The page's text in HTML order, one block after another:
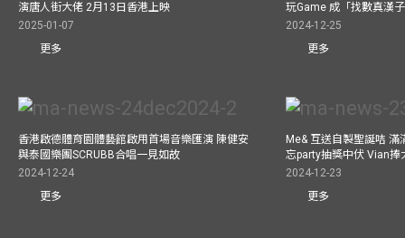
演唐人街大佬 2月13日香港上映
2025-01-07
更多
玩Game 成「找數真漢
2024-12-25
更多
香港啟德體育園體藝館啟用首場音樂匯演 陳健安
與泰國樂團SCRUBB合唱一見如故
2024-12-24
更多
Me& 互送自製聖誕咭
忘party抽獎中伏 Vian捧
2024-12-23
更多